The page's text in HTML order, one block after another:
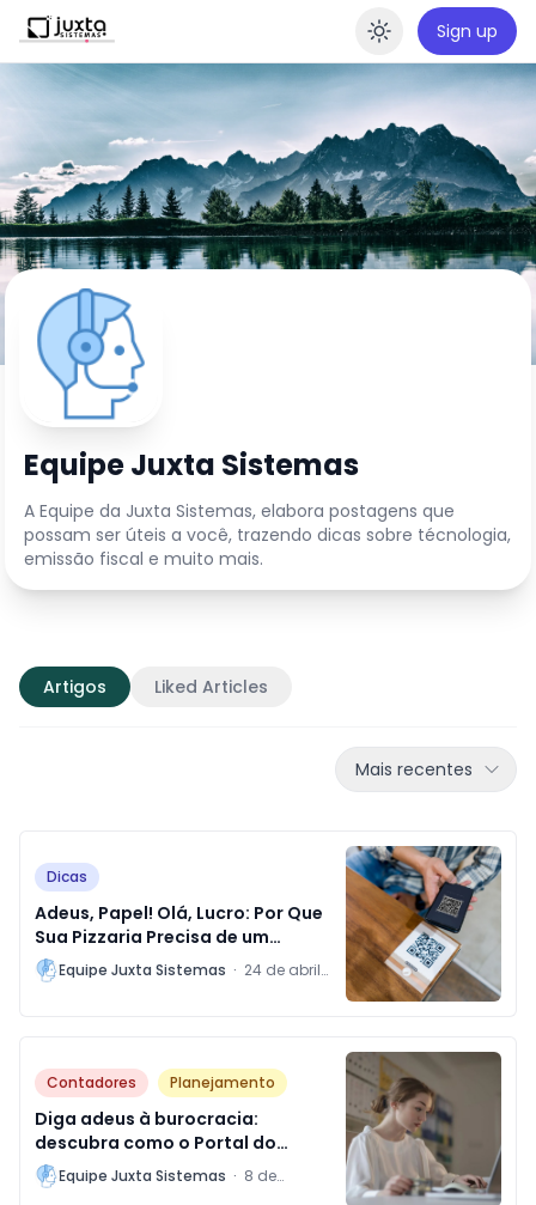
Enable
Sign up
E
Equipe Juxta Sistemas
A Equipe da Juxta Sistemas, elabora postagens que
possam ser úteis a você, trazendo dicas sobre técnologia,
emissão fiscal e muito mais.
Artigos Liked Articles
Mais recentes
Dicas
Adeus, Papel! Olá, Lucro: Por Que
Sua Pizzaria Precisa de um
Cardápio Digital AGORA!
L Equipe Juxta Sistemas · 24 de abril
Contadores Planejamento
Diga adeus à burocracia:
descubra como o Portal do
Contador da Juxta simplifica a
sua rotina contábil!
L Equipe Juxta Sistemas · 8 de